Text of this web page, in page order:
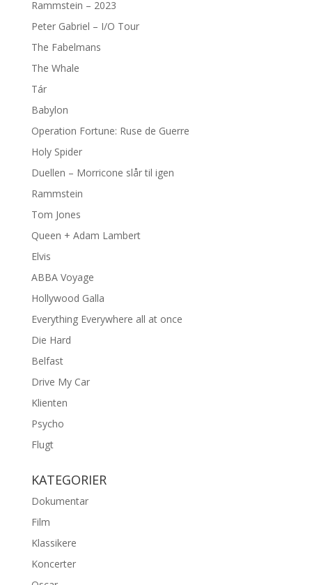
Rammstein – 2023
Peter Gabriel – I/O Tour
The Fabelmans
The Whale
Tár
Babylon
Operation Fortune: Ruse de Guerre
Holy Spider
Duellen – Morricone slår til igen
Rammstein
Tom Jones
Queen + Adam Lambert
Elvis
ABBA Voyage
Hollywood Galla
Everything Everywhere all at once
Die Hard
Belfast
Drive My Car
Klienten
Psycho
Flugt
KATEGORIER
Dokumentar
Film
Klassikere
Koncerter